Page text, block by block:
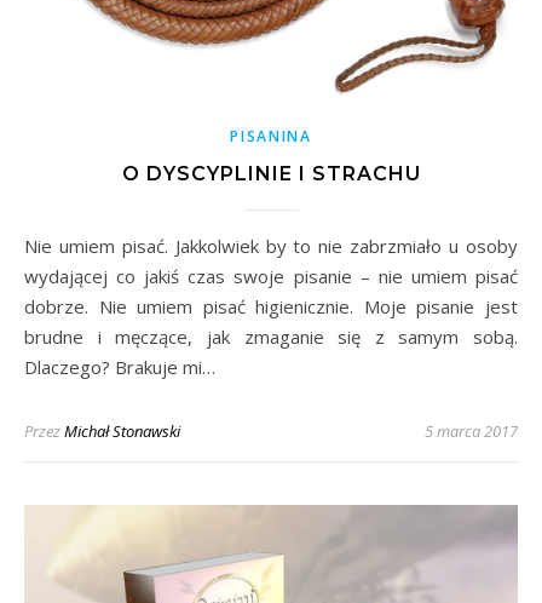
PISANINA
O DYSCYPLINIE I STRACHU
Nie umiem pisać. Jakkolwiek by to nie zabrzmiało u osoby
wydającej co jakiś czas swoje pisanie – nie umiem pisać
dobrze. Nie umiem pisać higienicznie. Moje pisanie jest
brudne i męczące, jak zmaganie się z samym sobą.
Dlaczego? Brakuje mi…
PrzezMichał Stonawski 5 marca 2017